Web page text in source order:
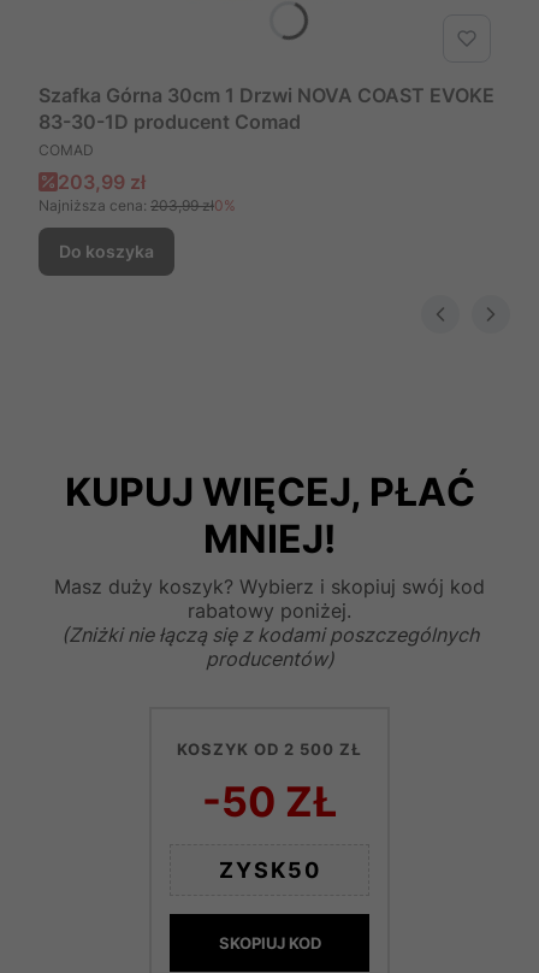
Szafka Górna 30cm 1 Drzwi NOVA COAST EVOKE
83-30-1D producent Comad
PRODUCENT
COMAD
Cena promocyjna
203,99 zł
Najniższa cena: 203,99 zł0%
Do koszyka
KUPUJ WIĘCEJ, PŁAĆ
MNIEJ!
Masz duży koszyk? Wybierz i skopiuj swój kod
rabatowy poniżej.
(Zniżki nie łączą się z kodami poszczególnych
producentów)
KOSZYK OD 2 500 ZŁ
-50 ZŁ
ZYSK50
SKOPIUJ KOD